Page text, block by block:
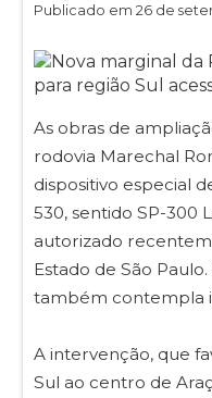
Publicado em 26 de
As obras de
rodovia Marechal
dispositivo especial
530, sentido SP-300
autorizado
Estado de São
também contempla
A intervenção, que
Sul ao centro de